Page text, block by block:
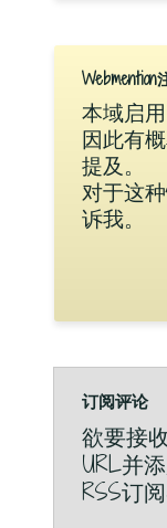
Webmention
本域启用
因此有
提及。
对于这
诉我。
订阅评论
欲要接
URL并
RSS订